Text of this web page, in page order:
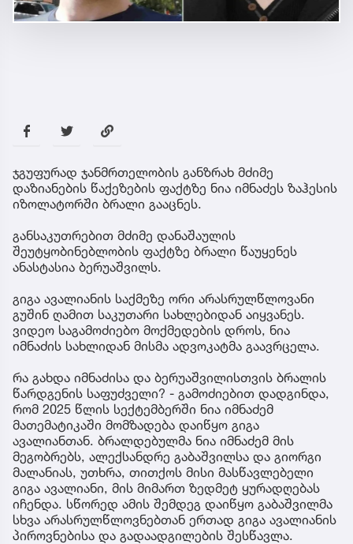
ჯგუფურად ჯანმრთელობის განზრახ მძიმე
დაზიანების წაქეზების ფაქტზე ნია იმნაძეს ზაჰესის
იზოლატორში ბრალი გააცნეს.
განსაკუთრებით მძიმე დანაშაულის
შეუტყობინებლობის ფაქტზე ბრალი წაუყენეს
ანასტასია ბერუაშვილს.
გიგა ავალიანის საქმეზე ორი არასრულწლოვანი
გუშინ ღამით საკუთარი სახლებიდან აიყვანეს.
ვიდეო საგამოძიებო მოქმედების დროს, ნია
იმნაძის სახლიდან მისმა ადვოკატმა გაავრცელა.
რა გახდა იმნაძისა და ბერუაშვილისთვის ბრალის
წარდგენის საფუძველი? - გამოძიებით დადგინდა,
რომ 2025 წლის სექტემბერში ნია იმნაძემ
მათემატიკაში მომზადება დაიწყო გიგა
ავალიანთან. ბრალდებულმა ნია იმნაძემ მის
მეგობრებს, ალექსანდრე გაბაშვილსა და გიორგი
მალანიას, უთხრა, თითქოს მისი მასწავლებელი
გიგა ავალიანი, მის მიმართ ზედმეტ ყურადღებას
იჩენდა. სწორედ ამის შემდეგ დაიწყო გაბაშვილმა
სხვა არასრულწლოვნებთან ერთად გიგა ავალიანის
პიროვნებისა და გადაადგილების შესწავლა.